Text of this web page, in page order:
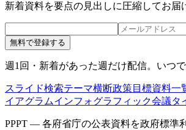
新着資料を要点の見出しに圧縮してお届
無料で登録する
週1回・新着があった週だけ配信。いつで
スライド検索テーマ横断政策目標資料一
イアグラムインフォグラフィック会議タ
PPPT — 各府省庁の公表資料を政府標準